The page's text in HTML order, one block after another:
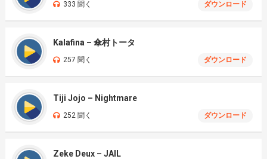
333 聞く ダウンロード
Kalafina – 傘村トータ
257 聞く ダウンロード
Tiji Jojo – Nightmare
252 聞く ダウンロード
Zeke Deux – JAIL